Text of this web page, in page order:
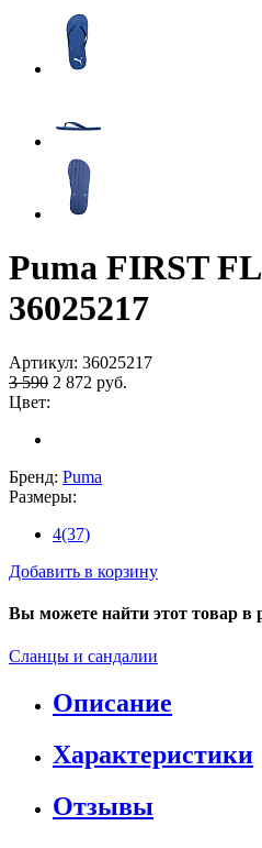
Puma FIRST
36025217
Артикул: 36025217
3 590 2 872 руб.
Цвет:
Бренд: Puma
Размеры:
4(37)
Добавить в корзину
Вы можете найти этот товар в
Сланцы и сандалии
Описание
Характеристики
Отзывы